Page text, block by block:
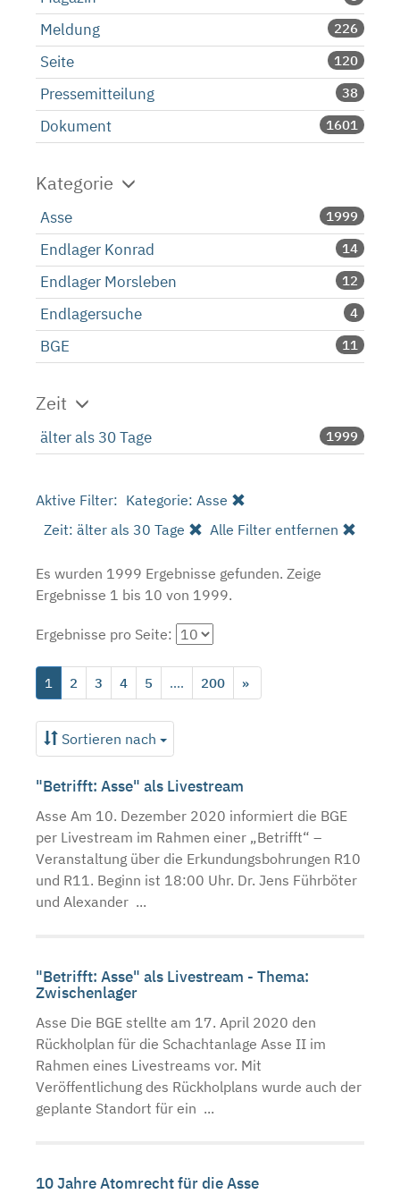
Meldung 226
Seite 120
Pressemitteilung 38
Dokument 1601
Kategorie
Asse 1999
Endlager Konrad 14
Endlager Morsleben 12
Endlagersuche 4
BGE 11
Zeit
älter als 30 Tage 1999
Aktive Filter: Kategorie: Asse
Zeit: älter als 30 Tage
Alle Filter entfernen
Es wurden 1999 Ergebnisse gefunden. Zeige
Ergebnisse 1 bis 10 von 1999.
Ergebnisse pro Seite:
1 2 3 4 5 .... 200 »
Sortieren nach
"Betrifft: Asse" als Livestream
Asse Am 10. Dezember 2020 informiert die BGE
per Livestream im Rahmen einer „Betrifft“ –
Veranstaltung über die Erkundungsbohrungen R10
und R11. Beginn ist 18:00 Uhr. Dr. Jens Führböter
und Alexander ...
"Betrifft: Asse" als Livestream - Thema:
Zwischenlager
Asse Die BGE stellte am 17. April 2020 den
Rückholplan für die Schachtanlage Asse II im
Rahmen eines Livestreams vor. Mit
Veröffentlichung des Rückholplans wurde auch der
geplante Standort für ein ...
10 Jahre Atomrecht für die Asse